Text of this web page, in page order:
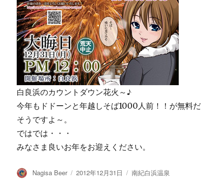
白良浜のカウントダウン花火～♪
今年もドドーンと年越しそば1000人前！！が無料だ
そうですよ～。
ではでは・・・
みなさま良いお年をお迎えください。
投
Nagisa Beer
投
2012年12月31日
カ
南紀白浜温泉